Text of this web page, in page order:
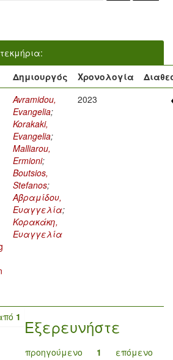
Δημιουργός Χρονολογία
Avramidou,
Evangelia;
Korakaki,
Evangelia;
Malliarou,
Ermioni;
Boutsios,
Stefanos;
Αβραμίδου,
Ευαγγελία;
Κορακάκη,
Ευαγγελία
2023
1
προηγούμενο 1 επόμενο
Εξερευνήστε